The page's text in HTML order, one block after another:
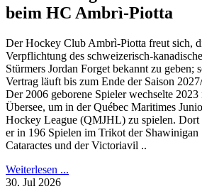
beim HC Ambrì-Piotta
Der Hockey Club Ambrì-Piotta freut sich,
Verpflichtung des schweizerisch-
Stürmers Jordan Forget bekannt zu geben;
Vertrag läuft bis zum Ende der Saison
Der 2006 geborene Spieler wechselte 2023
Übersee, um in der Québec Maritimes
Hockey League (QMJHL) zu spielen. Dort
er in 196 Spielen im Trikot der Shawinigan
Cataractes und der Victoriavil ..
Weiterlesen ...
30. Jul 2026